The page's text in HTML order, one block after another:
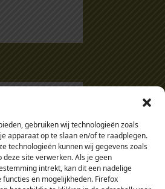
gebruiken wij technologieën zoals
apparaat op te slaan en/of te raadplegen.
technologieën kunnen wij gegevens zoals
site verwerken. Als je geen
intrekt, kan dit een nadelige
en mogelijkheden. Firefox